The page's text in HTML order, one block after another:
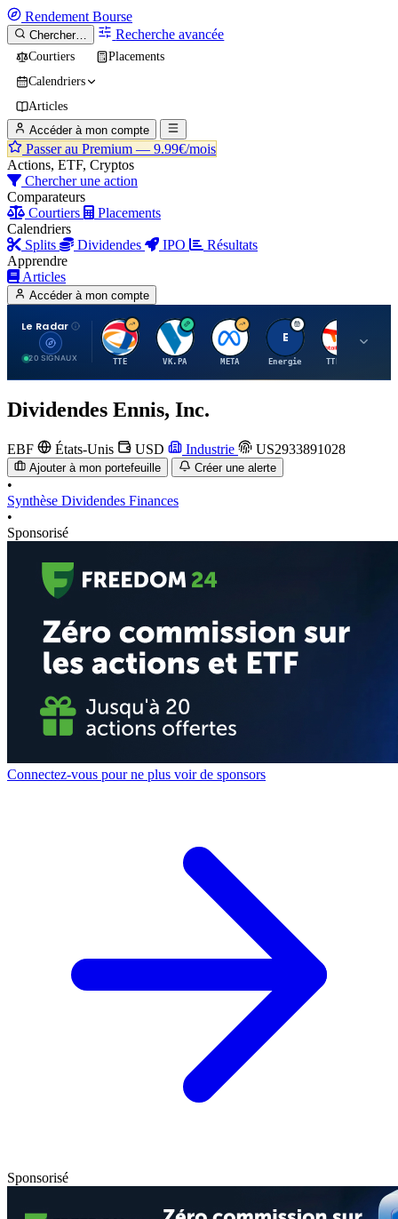
Rendement Bourse
Chercher… Recherche avancée
Courtiers
Placements
Calendriers
Articles
Accéder à mon compte
Passer au Premium — 9.99€/mois
Actions, ETF, Cryptos
Chercher une action
Comparateurs
Courtiers
Placements
Calendriers
Splits
Dividendes IPO
Résultats
Apprendre
Articles
Accéder à mon compte
Le Radar
20 SIGNAUX
T
TTE
V
VK.PA
M
META
E
Energie
T
TTE.PA
Dividendes Ennis, Inc.
EBF États-Unis USD Industrie US2933891028
Ajouter à mon portefeuille Créer une alerte
•
Synthèse Dividendes Finances
•
Sponsorisé
Connectez-vous pour ne plus voir de sponsors
Sponsorisé